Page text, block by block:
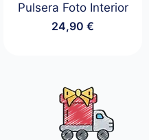
Pulsera Foto Interior
24,90€